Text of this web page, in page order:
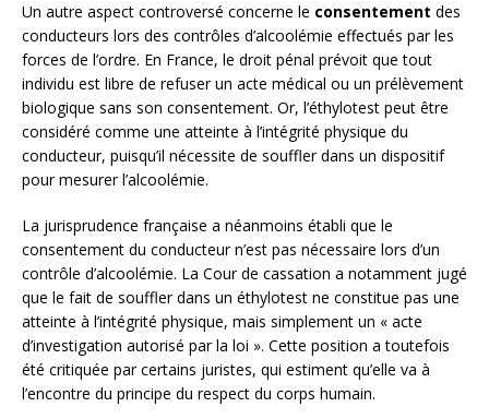
Un autre aspect controversé concerne le consentement des
conducteurs lors des contrôles d’alcoolémie effectués par les
forces de l’ordre. En France, le droit pénal prévoit que tout
individu est libre de refuser un acte médical ou un prélèvement
biologique sans son consentement. Or, l’éthylotest peut être
considéré comme une atteinte à l’intégrité physique du
conducteur, puisqu’il nécessite de souffler dans un dispositif
pour mesurer l’alcoolémie.
La jurisprudence française a néanmoins établi que le
consentement du conducteur n’est pas nécessaire lors d’un
contrôle d’alcoolémie. La Cour de cassation a notamment jugé
que le fait de souffler dans un éthylotest ne constitue pas une
atteinte à l’intégrité physique, mais simplement un « acte
d’investigation autorisé par la loi ». Cette position a toutefois
été critiquée par certains juristes, qui estiment qu’elle va à
l’encontre du principe du respect du corps humain.